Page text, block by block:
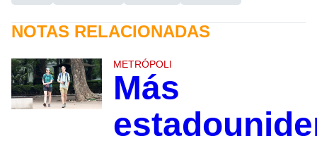
NOTAS RELACIONADAS
METRÓPOLI
Más